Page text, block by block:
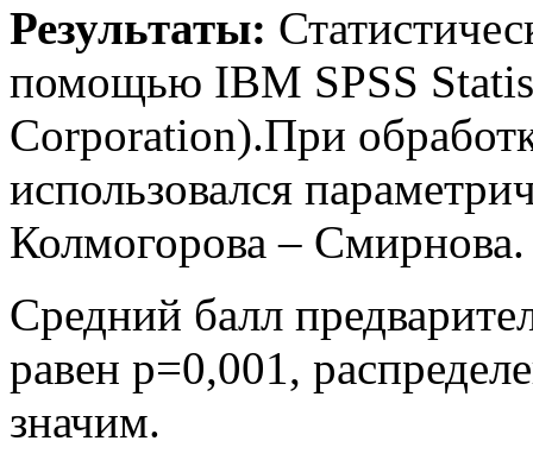
Результаты:
помощью IBM SPSS
Corporation).При
использовался
Колмогорова – Смирнова.
Средний балл
равен p=0,001,
значим.